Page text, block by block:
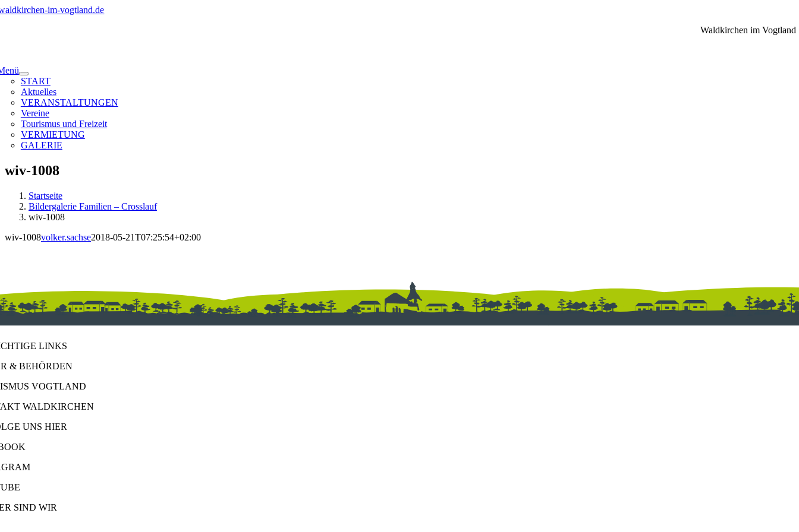
Zum
Waldkirchen im Vogtland
START
Aktuelles
VERANSTALTUNGEN
Vereine
Tourismus und Freizeit
VERMIETUNG
GALERIE
wiv-1008
Startseite
Bildergalerie Familien – Crosslauf
wiv-1008
wiv-1008volker.sachse2018-05-21T07:25:54+02:00
LINKS
& BEHÖRDEN
VOGTLAND
WALDKIRCHEN
UNS HIER
SIND WIR